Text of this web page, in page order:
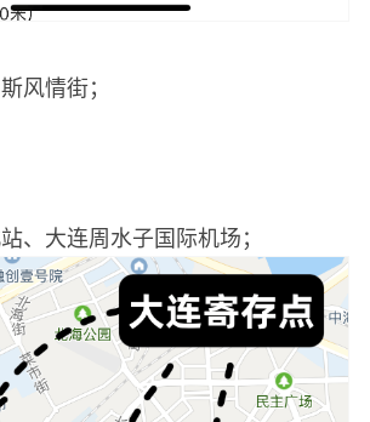
风情街；
、大连周水子国际机场；